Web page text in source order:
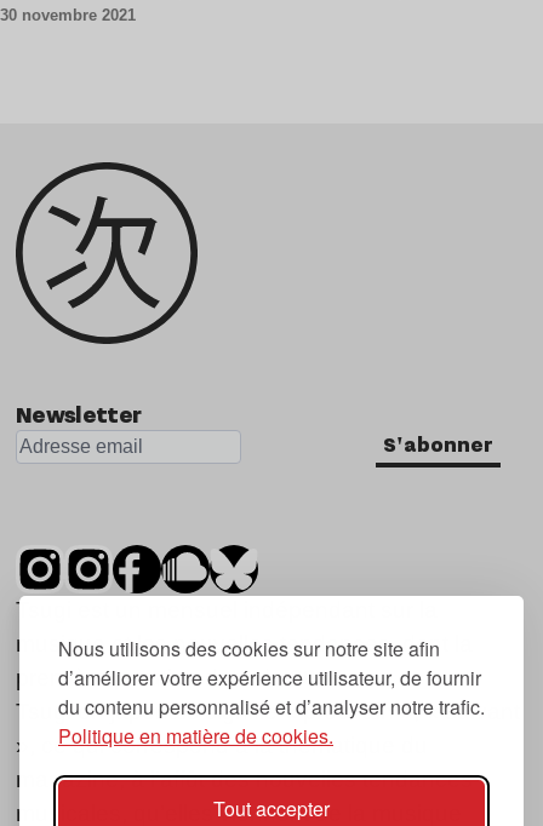
Nous utilisons des cookies sur notre site afin
d’améliorer votre expérience utilisateur, de fournir
du contenu personnalisé et d’analyser notre trafic.
Politique en matière de cookies.
Tout accepter
30 novembre 2021
Newsletter
S'abonner
Tsugi est un mensuel indépendant sur la
musique et les nouvelles tendances, dont la
première parution date de 2007.
Tsugi en japonais signifie « prochain », « suivant
», ce qui correspond à la thématique du
magazine, à l’affût des nouvelles tendances
musicales, qu’elles viennent de la musique